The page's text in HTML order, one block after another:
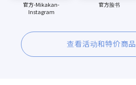
官方-Mikakan-
Instagram
官方脸书
查看活动和特价商